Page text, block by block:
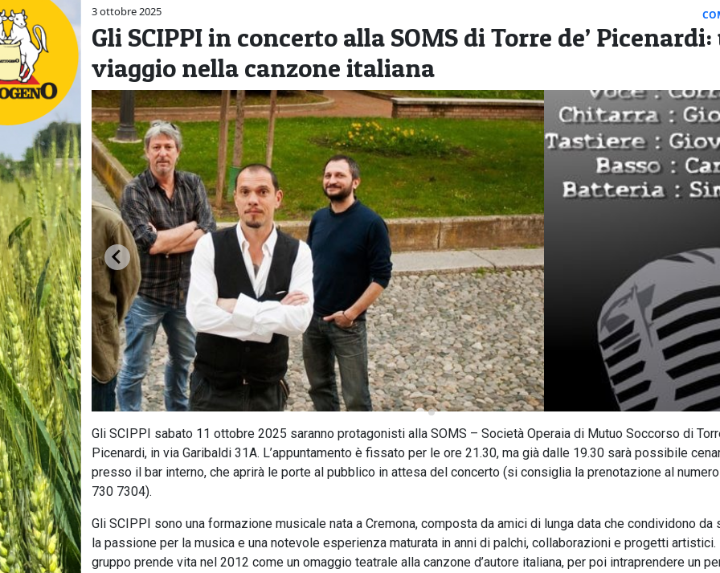
3 ottobre 2025
Gli SCIPPI in concerto alla SOMS di Torre de’
viaggio nella canzone italiana
Gli SCIPPI sabato 11 ottobre 2025 saranno protagonisti alla SOMS – Società Operaia di Mutuo Soccorso di
Picenardi, in via Garibaldi 31A. L’appuntamento è fissato per le ore 21.30, ma già dalle 19.30 sarà possibile
presso il bar interno, che aprirà le porte al pubblico in attesa del concerto (si consiglia la prenotazione al
730 7304).
Gli SCIPPI sono una formazione musicale nata a Cremona, composta da amici di lunga data che condividono da
la passione per la musica e una notevole esperienza maturata in anni di palchi, collaborazioni e progetti artistici.
gruppo prende vita nel 2012 come un omaggio teatrale alla canzone d’autore italiana, per poi intraprendere un